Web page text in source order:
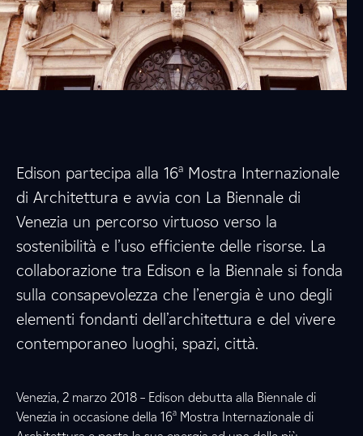
Edison partecipa alla 16a Mostra Internazionale
di Architettura e avvia con La Biennale di
Venezia un percorso virtuoso verso la
sostenibilità e l’uso efficiente delle risorse. La
collaborazione tra Edison e la Biennale si fonda
sulla consapevolezza che l’energia è uno degli
elementi fondanti dell’architettura e del vivere
contemporaneo luoghi, spazi, città.
Venezia, 2 marzo 2018 – Edison debutta alla Biennale di
Venezia in occasione della 16a Mostra Internazionale di